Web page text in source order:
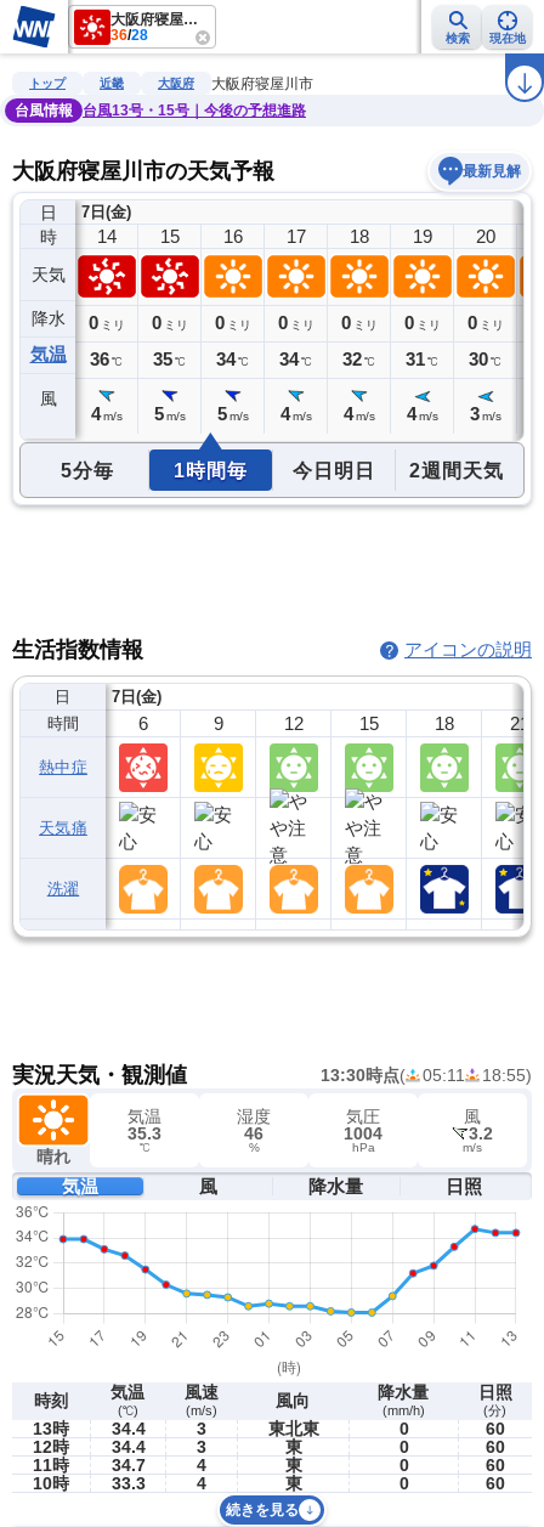
大阪府寝屋川市
36/28 検索 現在地
雨雲レーダー 台風情報 地震情報 ラ
トップ 近畿 大阪府
大阪府寝屋川市
台風情報
台風13号・15号｜今後の予想進路
大阪府寝屋川市の天気予報 最新見解
日
時
天気
降水
気温
風
7日(金)
13
0ミリ
35℃
14
0 ミリ
36℃
4 m/s
15
0 ミリ
35℃
5 m/s
16
0 ミリ
34℃
5 m/s
17
0 ミリ
34℃
4 m/s
18
0 ミリ
32℃
4 m/s
19
0 ミリ
31℃
4 m/s
20
0 ミリ
30℃
3 m/s
5分毎 1時間毎 今日明日 2週間天気
生活指数情報 アイコンの説明
日
時間
熱中症
天気痛
洗濯
7日(金)
6 9 12 15 18 21
実況天気・観測値 13:30時点( 05:11 18:55)
晴れ
気温
35.3
℃
湿度
46
%
気圧
1004
hPa
風
3.2
m/s
気温 風 降水量 日照
時刻 気温
(℃)
風速
(m/s) 風向 降水量
(mm/h)
日照
(分)
13時 34.4 3 東北東 0
60
12時
34.4 3 東 0
60
11時
34.7 4 東 0
60
10時
33.3 4 東 0 60
続きを見る